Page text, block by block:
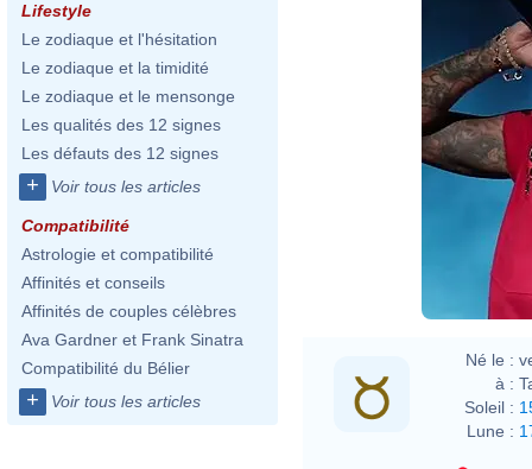
Lifestyle
Le zodiaque et l'hésitation
Le zodiaque et la timidité
Le zodiaque et le mensonge
Les qualités des 12 signes
Les défauts des 12 signes
+ Voir tous les articles
Compatibilité
Astrologie et compatibilité
Affinités et conseils
Affinités de couples célèbres
Ava Gardner et Frank Sinatra
Compatibilité du Bélier
+ Voir tous les articles
Né le :
à :
Soleil :
Lune :